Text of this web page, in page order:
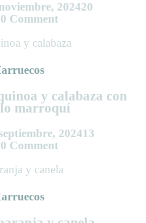
202420
0 Comment
de
con
especias
marroquíes
y calabaza con
marroquí
202413
0 Comment
de
con